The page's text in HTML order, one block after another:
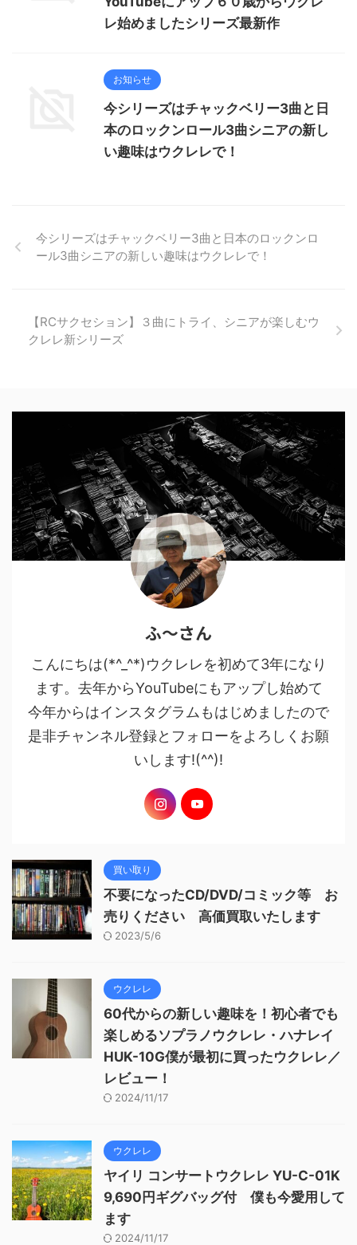
レ始めましたシリーズ最新作
お知らせ
今シリーズはチャックベリー3曲と日
本のロックンロール3曲シニアの新し
い趣味はウクレレで！
今シリーズはチャックベリー3曲と日本のロックンロ
ール3曲シニアの新しい趣味はウクレレで！
【RCサクセション】３曲にトライ、シニアが楽しむウ
クレレ新シリーズ
ふ～さん
こんにちは(*^_^*)ウクレレを初めて3年になり
ます。去年からYouTubeにもアップし始めて
今年からはインスタグラムもはじめましたので
是非チャンネル登録とフォローをよろしくお願
いします!(^^)!
買い取り
不要になったCD/DVD/コミック等 お
売りください 高価買取いたします
2023/5/6
ウクレレ
60代からの新しい趣味を！初心者でも
楽しめるソプラノウクレレ・ハナレイ
HUK-10G僕が最初に買ったウクレレ／
レビュー！
2024/11/17
ウクレレ
ヤイリ コンサートウクレレ YU-C-01K
9,690円ギグバッグ付 僕も今愛用して
ます
2024/11/17